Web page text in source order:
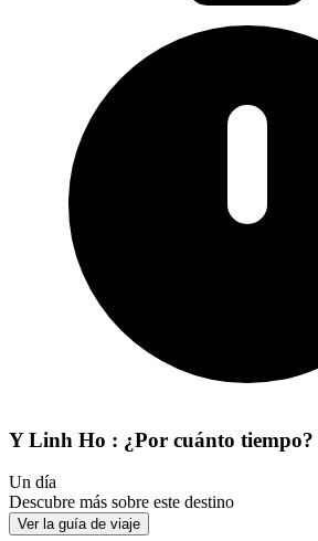
Y Linh Ho : ¿Por cuánto tiempo?
Un día
Descubre más sobre este destino
Ver la guía de viaje